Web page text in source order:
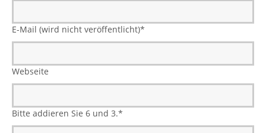
E-Mail (wird nicht veröffentlicht)*
Webseite
Bitte addieren Sie 6 und 3.*